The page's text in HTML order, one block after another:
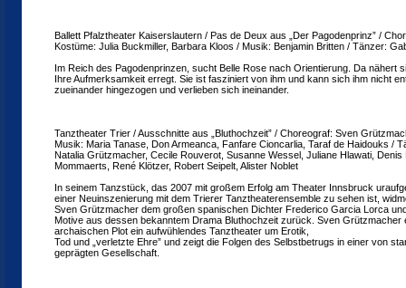
Ballett Pfalztheater Kaiserslautern / Pas de Deux aus „Der Pagodenprinz” /
Kostüme: Julia Buckmiller, Barbara Kloos / Musik: Benjamin Britten / Tänzer:
Im Reich des Pagodenprinzen, sucht Belle Rose nach Orientierung. Da nähert
Ihre Aufmerksamkeit erregt. Sie ist fasziniert von ihm und kann sich ihm nicht
zueinander hingezogen und verlieben sich ineinander.
Tanztheater Trier / Ausschnitte aus „Bluthochzeit” / Choreograf: Sven
Musik: Maria Tanase, Don Armeanca, Fanfare Cioncarlia, Taraf de Haidouks /
Natalia Grützmacher, Cecile Rouverot, Susanne Wessel, Juliane Hlawati, Denis
Mommaerts, René Klötzer, Robert Seipelt, Alister Noblet
In seinem Tanzstück, das 2007 mit großem Erfolg am Theater Innsbruck
einer Neuinszenierung mit dem Trierer Tanztheaterensemble zu sehen ist,
Sven Grützmacher dem großen spanischen Dichter Frederico Garcia Lorca
Motive aus dessen bekanntem Drama Bluthochzeit zurück. Sven Grützmacher
archaischen Plot ein aufwühlendes Tanztheater um Erotik,
Tod und „verletzte Ehre” und zeigt die Folgen des Selbstbetrugs in einer von
geprägten Gesellschaft.